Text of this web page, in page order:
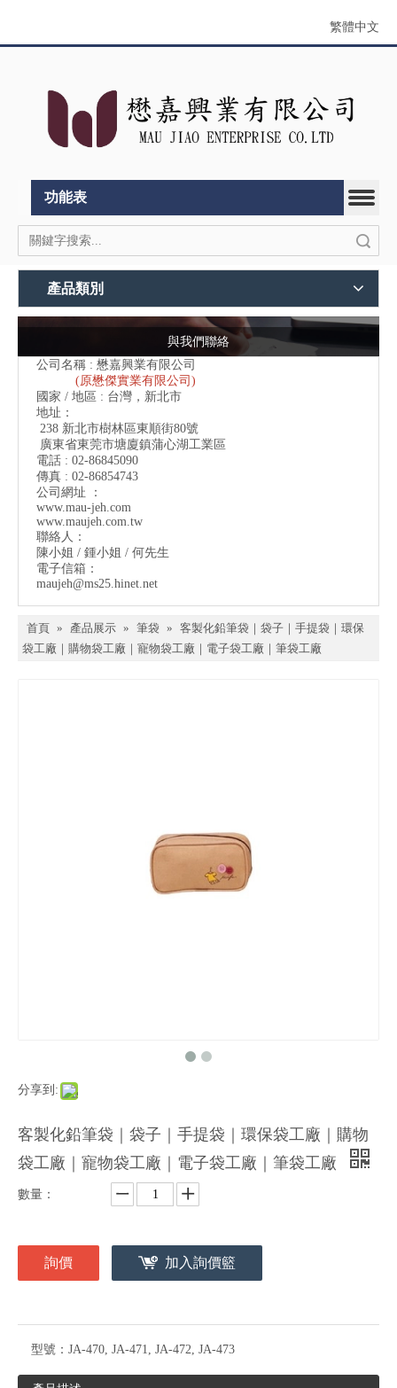
繁體中文
功能表
產品類別
與我們聯絡
公司名稱 : 懋嘉興業有限公司
(原懋傑實業有限公司)
國家 / 地區 : 台灣，新北市
地址：
238 新北市樹林區東順街80號
廣東省東莞市塘廈鎮蒲心湖工業區
電話 : 02-86845090
傳真 : 02-86854743
公司網址 ：
www.mau-jeh.com
www.maujeh.com.tw
聯絡人：
陳小姐 / 鍾小姐 / 何先生
電子信箱：
maujeh@ms25.hinet.net
首頁 » 產品展示 » 筆袋 » 客製化鉛筆袋｜袋子｜手提袋｜環保
袋工廠｜購物袋工廠｜寵物袋工廠｜電子袋工廠｜筆袋工廠
分享到:
客製化鉛筆袋｜袋子｜手提袋｜環保袋工廠｜購物
袋工廠｜寵物袋工廠｜電子袋工廠｜筆袋工廠
數量：
詢價 加入詢價籃
型號： JA-470, JA-471, JA-472, JA-473